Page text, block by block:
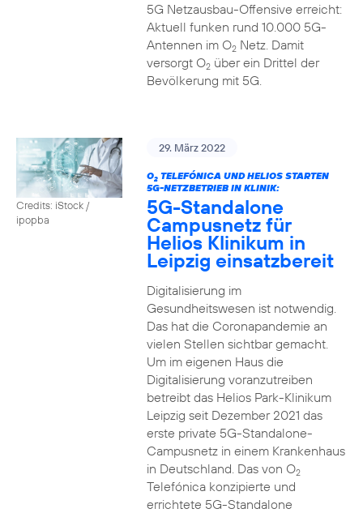
5G Netzausbau-Offensive erreicht:
Aktuell funken rund 10.000 5G-
Antennen im O2Netz. Damit
versorgt O2über ein Drittel der
Bevölkerung mit 5G.
Credits: iStock /
ipopba
29. März 2022
O2TELEFÓNICA UND HELIOS STARTEN
5G-NETZBETRIEB IN KLINIK:
5G-Standalone
Campusnetz für
Helios Klinikum in
Leipzig einsatzbereit
Digitalisierung im
Gesundheitswesen ist notwendig.
Das hat die Coronapandemie an
vielen Stellen sichtbar gemacht.
Um im eigenen Haus die
Digitalisierung voranzutreiben
betreibt das Helios Park-Klinikum
Leipzig seit Dezember 2021 das
erste private 5G-Standalone-
Campusnetz in einem Krankenhaus
in Deutschland. Das von O2
Telefónica konzipierte und
errichtete 5G-Standalone